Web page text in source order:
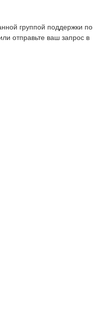
группой поддержки по
отправьте ваш запрос в